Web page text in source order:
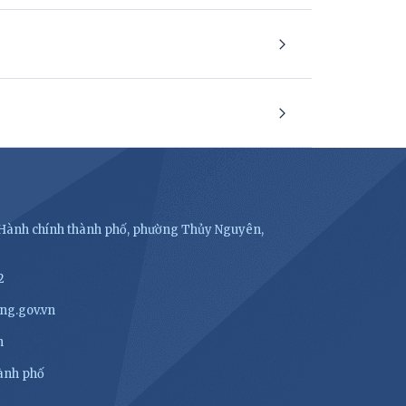
chính thành phố, phường Thủy Nguyên,
phố